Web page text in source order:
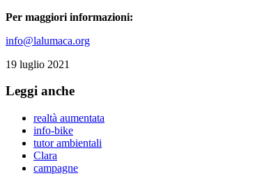
Per maggiori informazioni:
info@lalumaca.org
19 luglio 2021
Leggi anche
realtà aumentata
info-bike
tutor ambientali
Clara
campagne